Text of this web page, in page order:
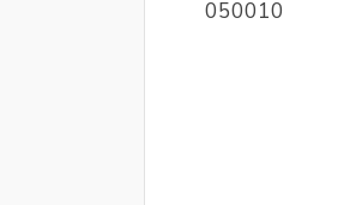
050010